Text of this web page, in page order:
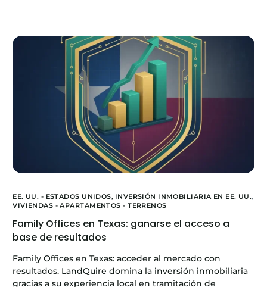
EE. UU. - ESTADOS UNIDOS, INVERSIÓN INMOBILIARIA EN EE. UU.,
VIVIENDAS - APARTAMENTOS - TERRENOS
Family Offices en Texas: ganarse el acceso a
base de resultados
Family Offices en Texas: acceder al mercado con
resultados. LandQuire domina la inversión inmobiliaria
gracias a su experiencia local en tramitación de